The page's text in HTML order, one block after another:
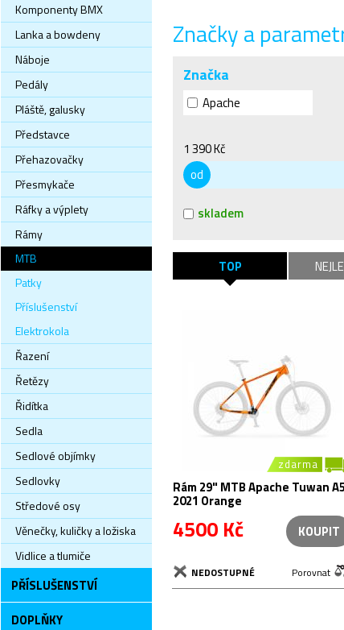
Komponenty BMX
Lanka a bowdeny
Náboje
Pedály
Pláště, galusky
Představce
Přehazovačky
Přesmykače
Ráfky a výplety
Rámy
MTB
Patky
Příslušenství
Elektrokola
Řazení
Řetězy
Řidítka
Sedla
Sedlové objímky
Sedlovky
Středové osy
Věnečky, kuličky a ložiska
Vidlice a tlumiče
PŘÍSLUŠENSTVÍ
DOPLŇKY
Značky a
Značka
Apache
1 390 Kč
od
skladem
TOP
zdarma
Rám 29" MTB Apache Tuwan A5
2021 Orange
4500 Kč KOUPIT
NEDOSTUPNÉ Porovnat